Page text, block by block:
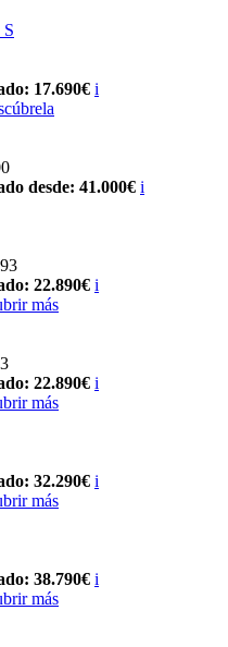
17.690€ i
desde: 41.000€ i
22.890€ i
más
22.890€ i
más
32.290€ i
más
38.790€ i
más